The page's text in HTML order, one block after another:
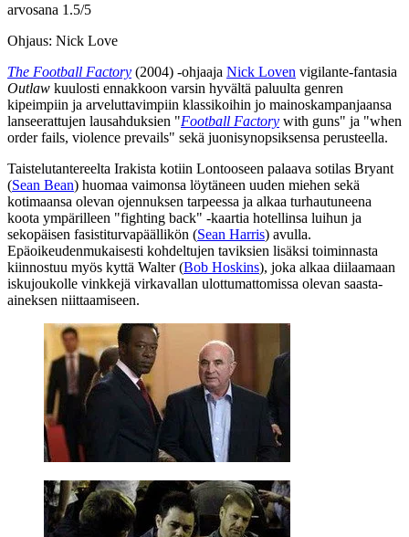
arvosana 1.5/5
Ohjaus: Nick Love
The Football Factory (2004) ‑ohjaaja Nick Loven vigilante-fantasia
Outlaw kuulosti ennakkoon varsin hyvältä paluulta genren
kipeimpiin ja arveluttavimpiin klassikoihin jo mainoskampanjaansa
lanseerattujen lausahduksien "Football Factory with guns" ja "when
order fails, violence prevails" sekä juonisynopsiksensa perusteella.
Taistelutantereelta Irakista kotiin Lontooseen palaava sotilas Bryant
(Sean Bean) huomaa vaimonsa löytäneen uuden miehen sekä
kotimaansa olevan ojennuksen tarpeessa ja alkaa turhautuneena
koota ympärilleen "fighting back" ‑kaartia hotellinsa luihun ja
sekopäisen fasistiturvapäällikön (Sean Harris) avulla.
Epäoikeudenmukaisesti kohdeltujen taviksien lisäksi toiminnasta
kiinnostuu myös kyttä Walter (Bob Hoskins), joka alkaa diilaamaan
iskujoukolle vinkkejä virkavallan ulottumattomissa olevan saasta-
aineksen niittaamiseen.